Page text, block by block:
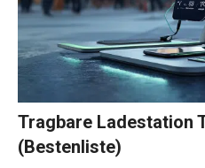
Tragbare Ladestation
(Bestenliste)